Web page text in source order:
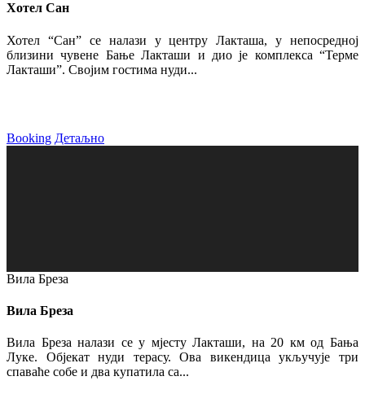
Хотел Сан
Хотел “Сан” се налази у центру Лакташа, у непосредној
близини чувене Бање Лакташи и дио је комплекса “Терме
Лакташи”. Својим гостима нуди...
Booking Детаљно
Вила Бреза
Вила Бреза
Вила Бреза налази се у мјесту Лакташи, на 20 км од Бања
Луке. Објекат нуди терасу. Ова викендица укључује три
спаваће собе и два купатила са...